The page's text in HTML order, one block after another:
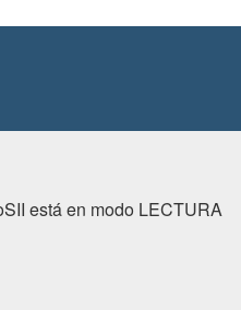
está en modo LECTURA